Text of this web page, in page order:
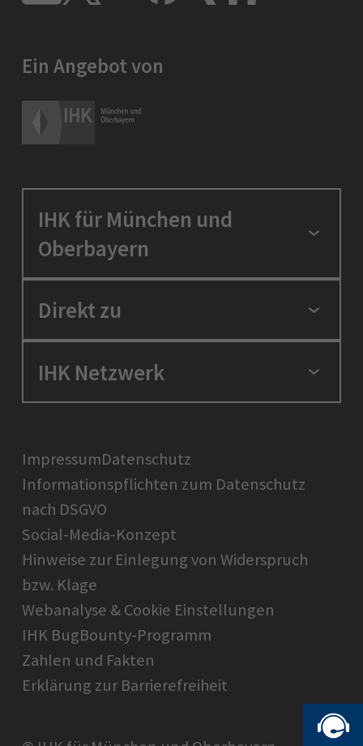
Ein Angebot von
IHK für München und
Oberbayern
Standortpolitik
Ausbildung und Fortbildung
Berufszugang
Über uns
Direkt zu
Positionen
Presse
IHK-Magazin
IHK Netzwerk
BIHK
DIHK
AHK
IHK-Standortportal Bayern
ImpressumDatenschutz
Informationspflichten zum Datenschutz
nach DSGVO
Social-Media-Konzept
Hinweise zur Einlegung von Widerspruch
bzw. Klage
Webanalyse & Cookie Einstellungen
IHK BugBounty-Programm
Zahlen und Fakten
Erklärung zur Barrierefreiheit